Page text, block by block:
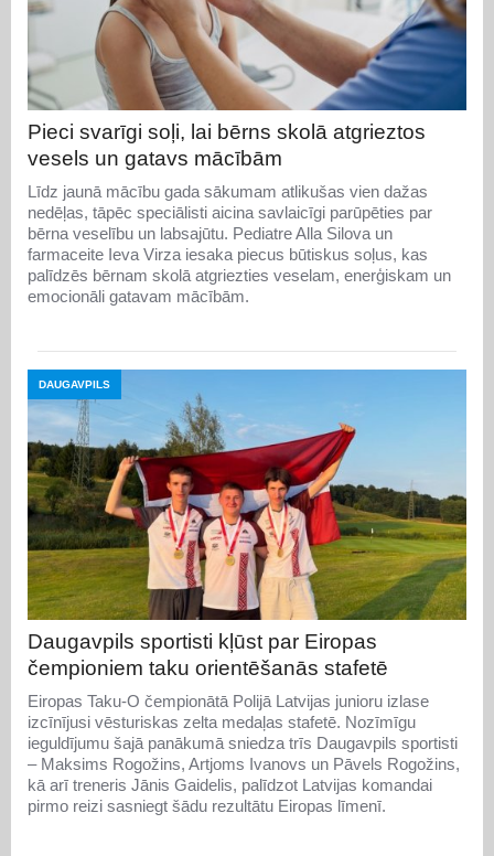
Pieci svarīgi soļi, lai bērns skolā atgrieztos
vesels un gatavs mācībām
Līdz jaunā mācību gada sākumam atlikušas vien dažas
nedēļas, tāpēc speciālisti aicina savlaicīgi parūpēties par
bērna veselību un labsajūtu. Pediatre Alla Silova un
farmaceite Ieva Virza iesaka piecus būtiskus soļus, kas
palīdzēs bērnam skolā atgriezties veselam, enerģiskam un
emocionāli gatavam mācībām.
DAUGAVPILS
Daugavpils sportisti kļūst par Eiropas
čempioniem taku orientēšanās stafetē
Eiropas Taku-O čempionātā Polijā Latvijas junioru izlase
izcīnījusi vēsturiskas zelta medaļas stafetē. Nozīmīgu
ieguldījumu šajā panākumā sniedza trīs Daugavpils sportisti
– Maksims Rogožins, Artjoms Ivanovs un Pāvels Rogožins,
kā arī treneris Jānis Gaidelis, palīdzot Latvijas komandai
pirmo reizi sasniegt šādu rezultātu Eiropas līmenī.